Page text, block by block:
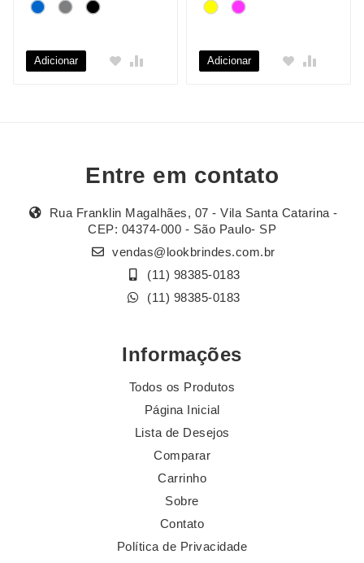
Adicionar Adicionar
Entre em contato
Rua Franklin Magalhães, 07 - Vila Santa Catarina -
CEP: 04374-000 - São Paulo- SP
vendas@lookbrindes.com.br
(11) 98385-0183
(11) 98385-0183
Informações
Todos os Produtos
Página Inicial
Lista de Desejos
Comparar
Carrinho
Sobre
Contato
Política de Privacidade